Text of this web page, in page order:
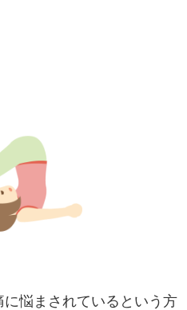
悩まされているという方